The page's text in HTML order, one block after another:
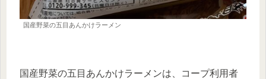
国産野菜の五目あんかけラーメン
国産野菜の五目あんかけラーメンは、コープ利用者